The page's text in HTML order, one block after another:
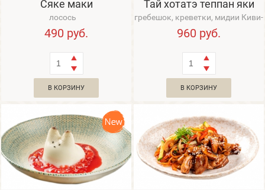
Сяке маки
лосось
490 руб.
В КОРЗИНУ
Тай хотатэ теппан яки
гребешок, креветки, мидии Киви-
Гигант, кальмар, осьминожки,
треска...
960 руб.
В КОРЗИНУ